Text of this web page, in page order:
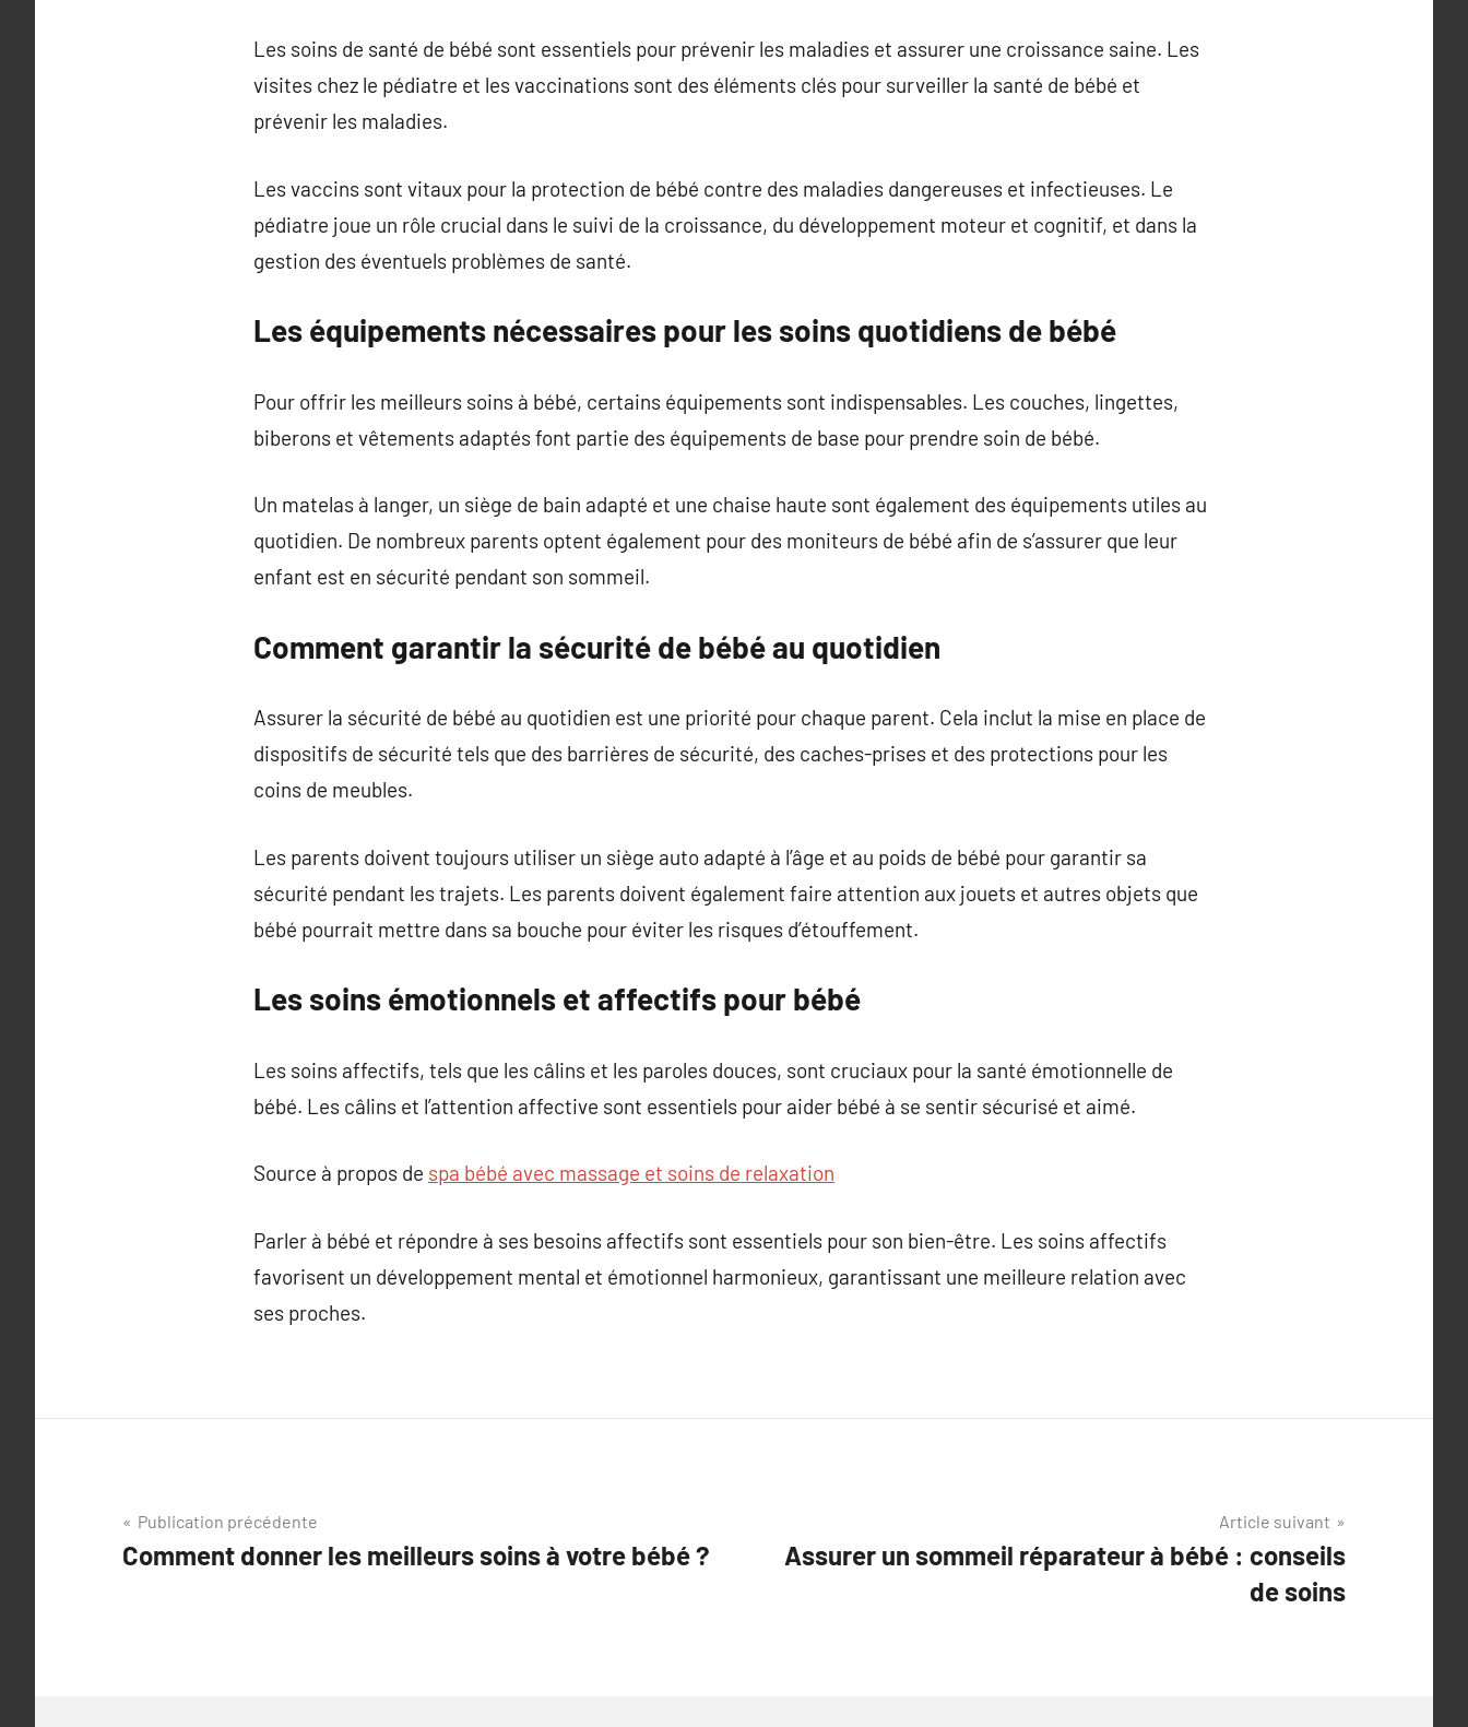
Les soins de santé de bébé sont essentiels pour prévenir les maladies et assurer une croissance saine. Les
visites chez le pédiatre et les vaccinations sont des éléments clés pour surveiller la santé de bébé et
prévenir les maladies.
Les vaccins sont vitaux pour la protection de bébé contre des maladies dangereuses et infectieuses. Le
pédiatre joue un rôle crucial dans le suivi de la croissance, du développement moteur et cognitif, et dans la
gestion des éventuels problèmes de santé.
Les équipements nécessaires pour les soins quotidiens de bébé
Pour offrir les meilleurs soins à bébé, certains équipements sont indispensables. Les couches, lingettes,
biberons et vêtements adaptés font partie des équipements de base pour prendre soin de bébé.
Un matelas à langer, un siège de bain adapté et une chaise haute sont également des équipements utiles au
quotidien. De nombreux parents optent également pour des moniteurs de bébé afin de s’assurer que leur
enfant est en sécurité pendant son sommeil.
Comment garantir la sécurité de bébé au quotidien
Assurer la sécurité de bébé au quotidien est une priorité pour chaque parent. Cela inclut la mise en place de
dispositifs de sécurité tels que des barrières de sécurité, des caches-prises et des protections pour les
coins de meubles.
Les parents doivent toujours utiliser un siège auto adapté à l’âge et au poids de bébé pour garantir sa
sécurité pendant les trajets. Les parents doivent également faire attention aux jouets et autres objets que
bébé pourrait mettre dans sa bouche pour éviter les risques d’étouffement.
Les soins émotionnels et affectifs pour bébé
Les soins affectifs, tels que les câlins et les paroles douces, sont cruciaux pour la santé émotionnelle de
bébé. Les câlins et l’attention affective sont essentiels pour aider bébé à se sentir sécurisé et aimé.
Source à propos de spa bébé avec massage et soins de relaxation
Parler à bébé et répondre à ses besoins affectifs sont essentiels pour son bien-être. Les soins affectifs
favorisent un développement mental et émotionnel harmonieux, garantissant une meilleure relation avec
ses proches.
Navigation
de
Publication précédente
Comment donner les meilleurs soins à votre bébé ?
Article suivant
Assurer un sommeil réparateur à bébé : conseils
de soins